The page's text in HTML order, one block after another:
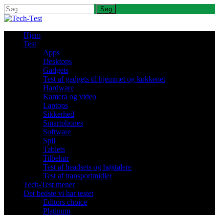
Søg
efter:
Hjem
Test
Apps
Desktops
Gadgets
Test af gadgets til hjemmet og køkkenet
Hardware
Kamera og video
Laptops
Sikkerhed
Smartphones
Software
Spil
Tablets
Tilbehør
Test af headsets og højttalere
Test af transportmidler
Tech-Test mener
Det bedste vi har testet
Editors choice
Platinum